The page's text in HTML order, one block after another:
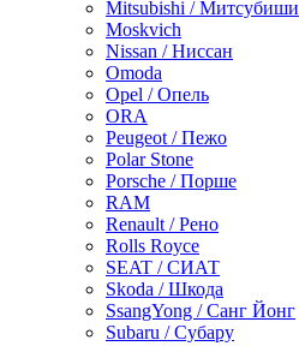
Mitsubishi / Митсубиши
Moskvich
Nissan / Ниссан
Omoda
Opel / Опель
ORA
Peugeot / Пежо
Polar Stone
Porsche / Порше
RAM
Renault / Рено
Rolls Royce
SEAT / СИАТ
Skoda / Шкода
SsangYong / Санг Йонг
Subaru / Субару